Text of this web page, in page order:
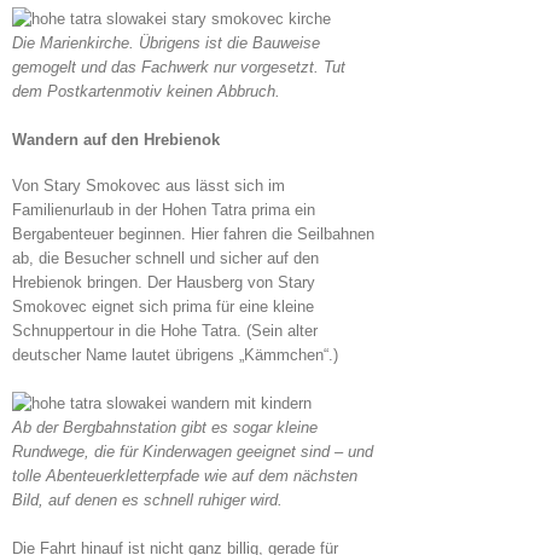
Die Marienkirche. Übrigens ist die Bauweise
gemogelt und das Fachwerk nur vorgesetzt. Tut
dem Postkartenmotiv keinen Abbruch.
Wandern auf den Hrebienok
Von Stary Smokovec aus lässt sich im
Familienurlaub in der Hohen Tatra prima ein
Bergabenteuer beginnen. Hier fahren die Seilbahnen
ab, die Besucher schnell und sicher auf den
Hrebienok bringen. Der Hausberg von Stary
Smokovec eignet sich prima für eine kleine
Schnuppertour in die Hohe Tatra. (Sein alter
deutscher Name lautet übrigens „Kämmchen“.)
Ab der Bergbahnstation gibt es sogar kleine
Rundwege, die für Kinderwagen geeignet sind – und
tolle Abenteuerkletterpfade wie auf dem nächsten
Bild, auf denen es schnell ruhiger wird.
Die Fahrt hinauf ist nicht ganz billig, gerade für